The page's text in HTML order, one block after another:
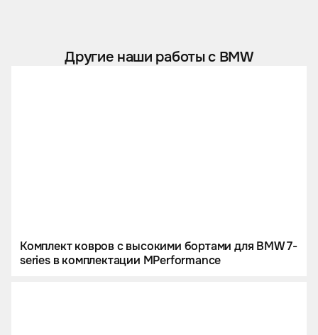
Другие наши работы с BMW
Комплект ковров с высокими бортами для BMW 7-
series в комплектации МPerformance